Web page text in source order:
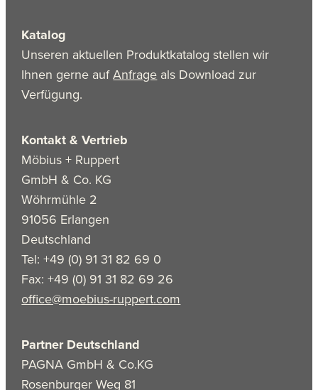
Katalog
Unseren aktuellen Produktkatalog stellen wir
Ihnen gerne aufAnfrage als Download zur
Verfügung.
Kontakt & Vertrieb
Möbius + Ruppert
GmbH & Co. KG
Wöhrmühle 2
91056 Erlangen
Deutschland
Tel: +49 (0) 91 31 82 69 0
Fax: +49 (0) 91 31 82 69 26
office@moebius-ruppert.com
Partner Deutschland
PAGNA GmbH & Co.KG
Rosenburger Weg 81